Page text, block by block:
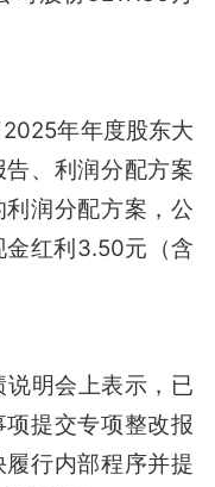
年年度股东大
、利润分配方案
利润分配方案，公
红利3.50元（含
明会上表示，已
提交专项整改报
行内部程序并提